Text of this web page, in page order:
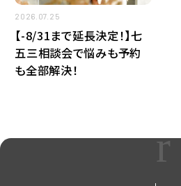
家族写真
2026.07.25
【-8/31まで延長決定！】七
五三相談会で悩みも予約
も全部解決！